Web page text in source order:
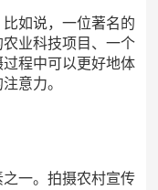
如说，一位著名的
业科技项目、一个
程中可以更好地体
意力。
一。拍摄农村宣传